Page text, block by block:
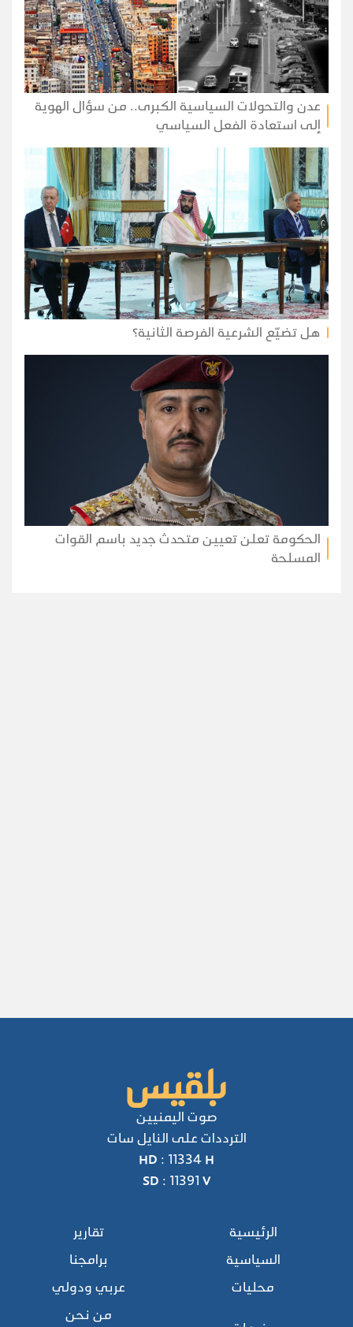
عدن والتحولات السياسية الكبرى.. من سؤال الهوية
إلى استعادة الفعل السياسي
هل تضيّع الشرعية الفرصة الثانية؟
الحكومة تعلن تعيين متحدث جديد باسم القوات
المسلحة
صوت اليمنيين
الترددات على النايل سات
HD : 11334 H
SD : 11391 V
الرئيسية
السياسية
محليات
تقارير
برامجنا
عربي ودولي
من نحن